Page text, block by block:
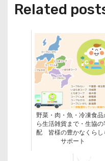
Related
野菜・肉・魚・冷凍食品
ら生活雑貨まで・生協の
配 皆様の豊かなくらし
サポート